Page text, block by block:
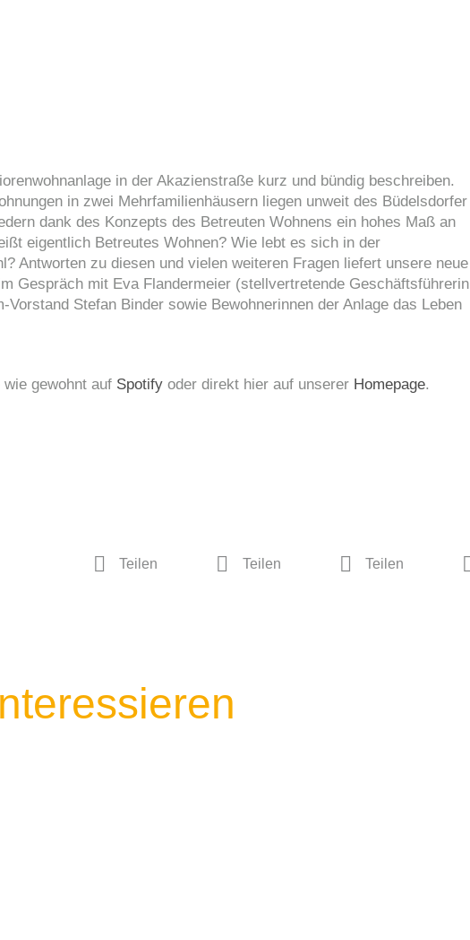
in der Akazienstraße kurz und bündig beschreiben.
in zwei Mehrfamilienhäusern liegen unweit des Büdelsdorfer
dank des Konzepts des Betreuten Wohnens ein hohes Maß an
eigentlich Betreutes Wohnen? Wie lebt es sich in der
Antworten zu diesen und vielen weiteren Fragen liefert unsere neue
Gespräch mit Eva Flandermeier (stellvertretende Geschäftsführerin
Stefan Binder sowie Bewohnerinnen der Anlage das Leben
gewohnt auf Spotify oder direkt hier auf unserer Homepage.
Teilen Teilen Teilen